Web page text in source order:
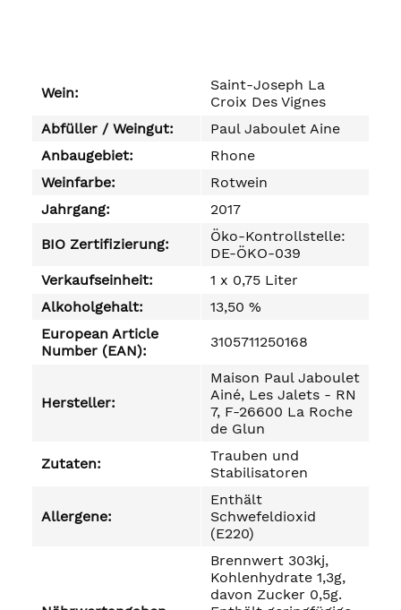
Wein:
Saint-Joseph La
Croix Des Vignes
Abfüller / Weingut:
Paul Jaboulet Aine
Anbaugebiet:
Rhone
Weinfarbe:
Rotwein
Jahrgang:
2017
BIO Zertifizierung:
Öko-Kontrollstelle:
DE-ÖKO-039
Verkaufseinheit:
1 x 0,75 Liter
Alkoholgehalt:
13,50 %
European Article
Number (EAN):
3105711250168
Hersteller:
Maison Paul Jaboulet
Ainé, Les Jalets - RN
7, F-26600 La Roche
de Glun
Zutaten:
Trauben und
Stabilisatoren
Allergene:
Enthält
Schwefeldioxid
(E220)
Brennwert 303kj,
Kohlenhydrate 1,3g,
davon Zucker 0,5g.